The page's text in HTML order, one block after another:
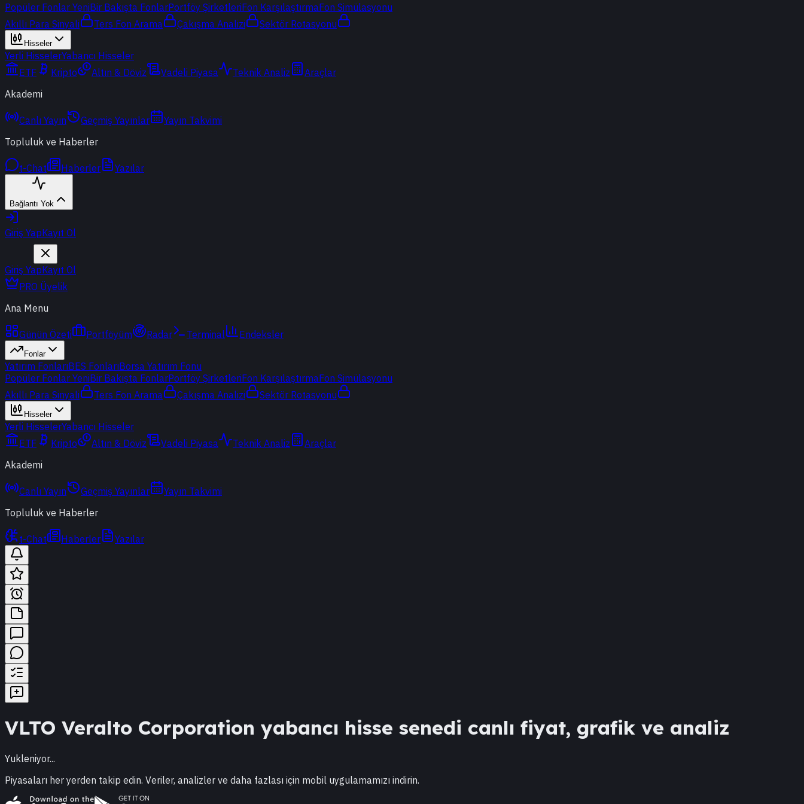
Popüler Fonlar YeniBir Bakışta FonlarPortföy ŞirketleriFon KarşılaştırmaFon Simülasyonu
Akıllı Para Sinyali
Ters Fon Arama Çakışma Analizi Sektör Rotasyonu
Hisseler
Yerli HisselerYabancı Hisseler
ETF
Kripto Altın & Döviz Vadeli Piyasa Teknik Analiz
Araçlar
Akademi
Canlı Yayın Geçmiş Yayınlar
Yayın Takvimi
Topluluk ve Haberler
t-Chat Haberler Yazılar
Bağlantı Yok
Giriş YapKayıt Ol
Giriş YapKayıt Ol
PRO Üyelik
Ana Menu
Günün Özeti Portföyüm Radar Terminal Endeksler
Fonlar
Yatırım FonlarıBES FonlarıBorsa Yatırım Fonu
Popüler Fonlar YeniBir Bakışta FonlarPortföy ŞirketleriFon KarşılaştırmaFon Simülasyonu
Akıllı Para Sinyali
Ters Fon Arama Çakışma Analizi Sektör Rotasyonu
Hisseler
Yerli HisselerYabancı Hisseler
ETF
Kripto Altın & Döviz Vadeli Piyasa Teknik Analiz
Araçlar
Akademi
Canlı Yayın Geçmiş Yayınlar
Yayın Takvimi
Topluluk ve Haberler
t-Chat Haberler Yazılar
VLTO Veralto Corporation yabancı hisse senedi canlı fiyat, grafik ve analiz
Yukleniyor...
Piyasaları her yerden takip edin. Veriler, analizler ve daha fazlası için mobil uygulamamızı indirin.